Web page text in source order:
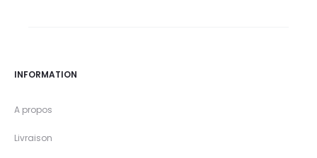
INFORMATION
A propos
Livraison